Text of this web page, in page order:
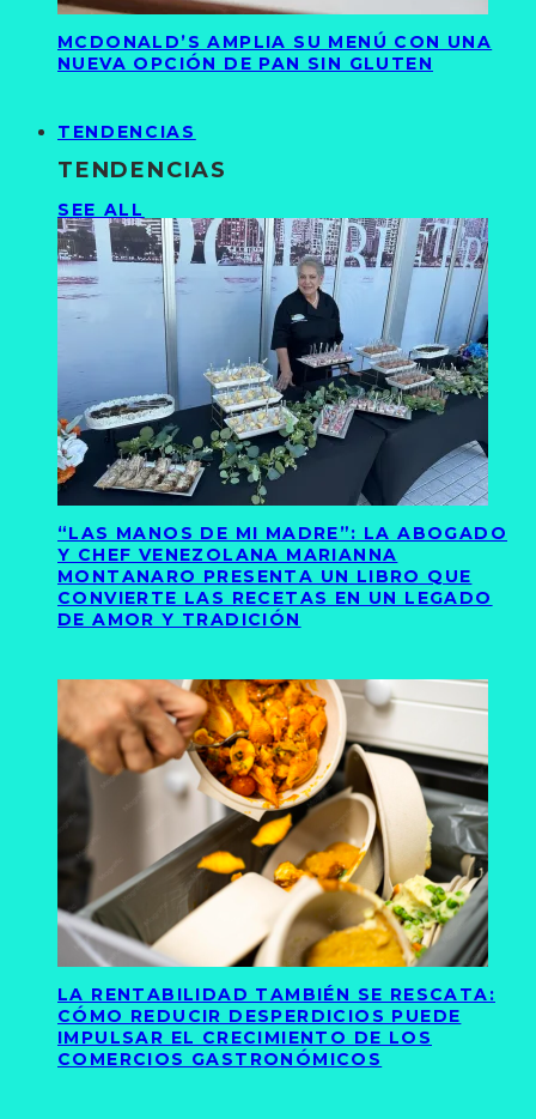
MCDONALD’S AMPLIA SU MENÚ CON UNA
NUEVA OPCIÓN DE PAN SIN GLUTEN
TENDENCIAS
TENDENCIAS
SEE ALL
“LAS MANOS DE MI MADRE”: LA ABOGADO
Y CHEF VENEZOLANA MARIANNA
MONTANARO PRESENTA UN LIBRO QUE
CONVIERTE LAS RECETAS EN UN LEGADO
DE AMOR Y TRADICIÓN
LA RENTABILIDAD TAMBIÉN SE RESCATA:
CÓMO REDUCIR DESPERDICIOS PUEDE
IMPULSAR EL CRECIMIENTO DE LOS
COMERCIOS GASTRONÓMICOS